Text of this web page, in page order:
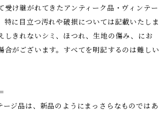
け継がれてきたアンティーク品・ヴィンテー
特に目立つ汚れや破損については記載いたしま
しきれないシミ、ほつれ、生地の傷み、にお
合がございます。すべてを明記するのは難しい
ージ品は、新品のようにまっさらなものではあ